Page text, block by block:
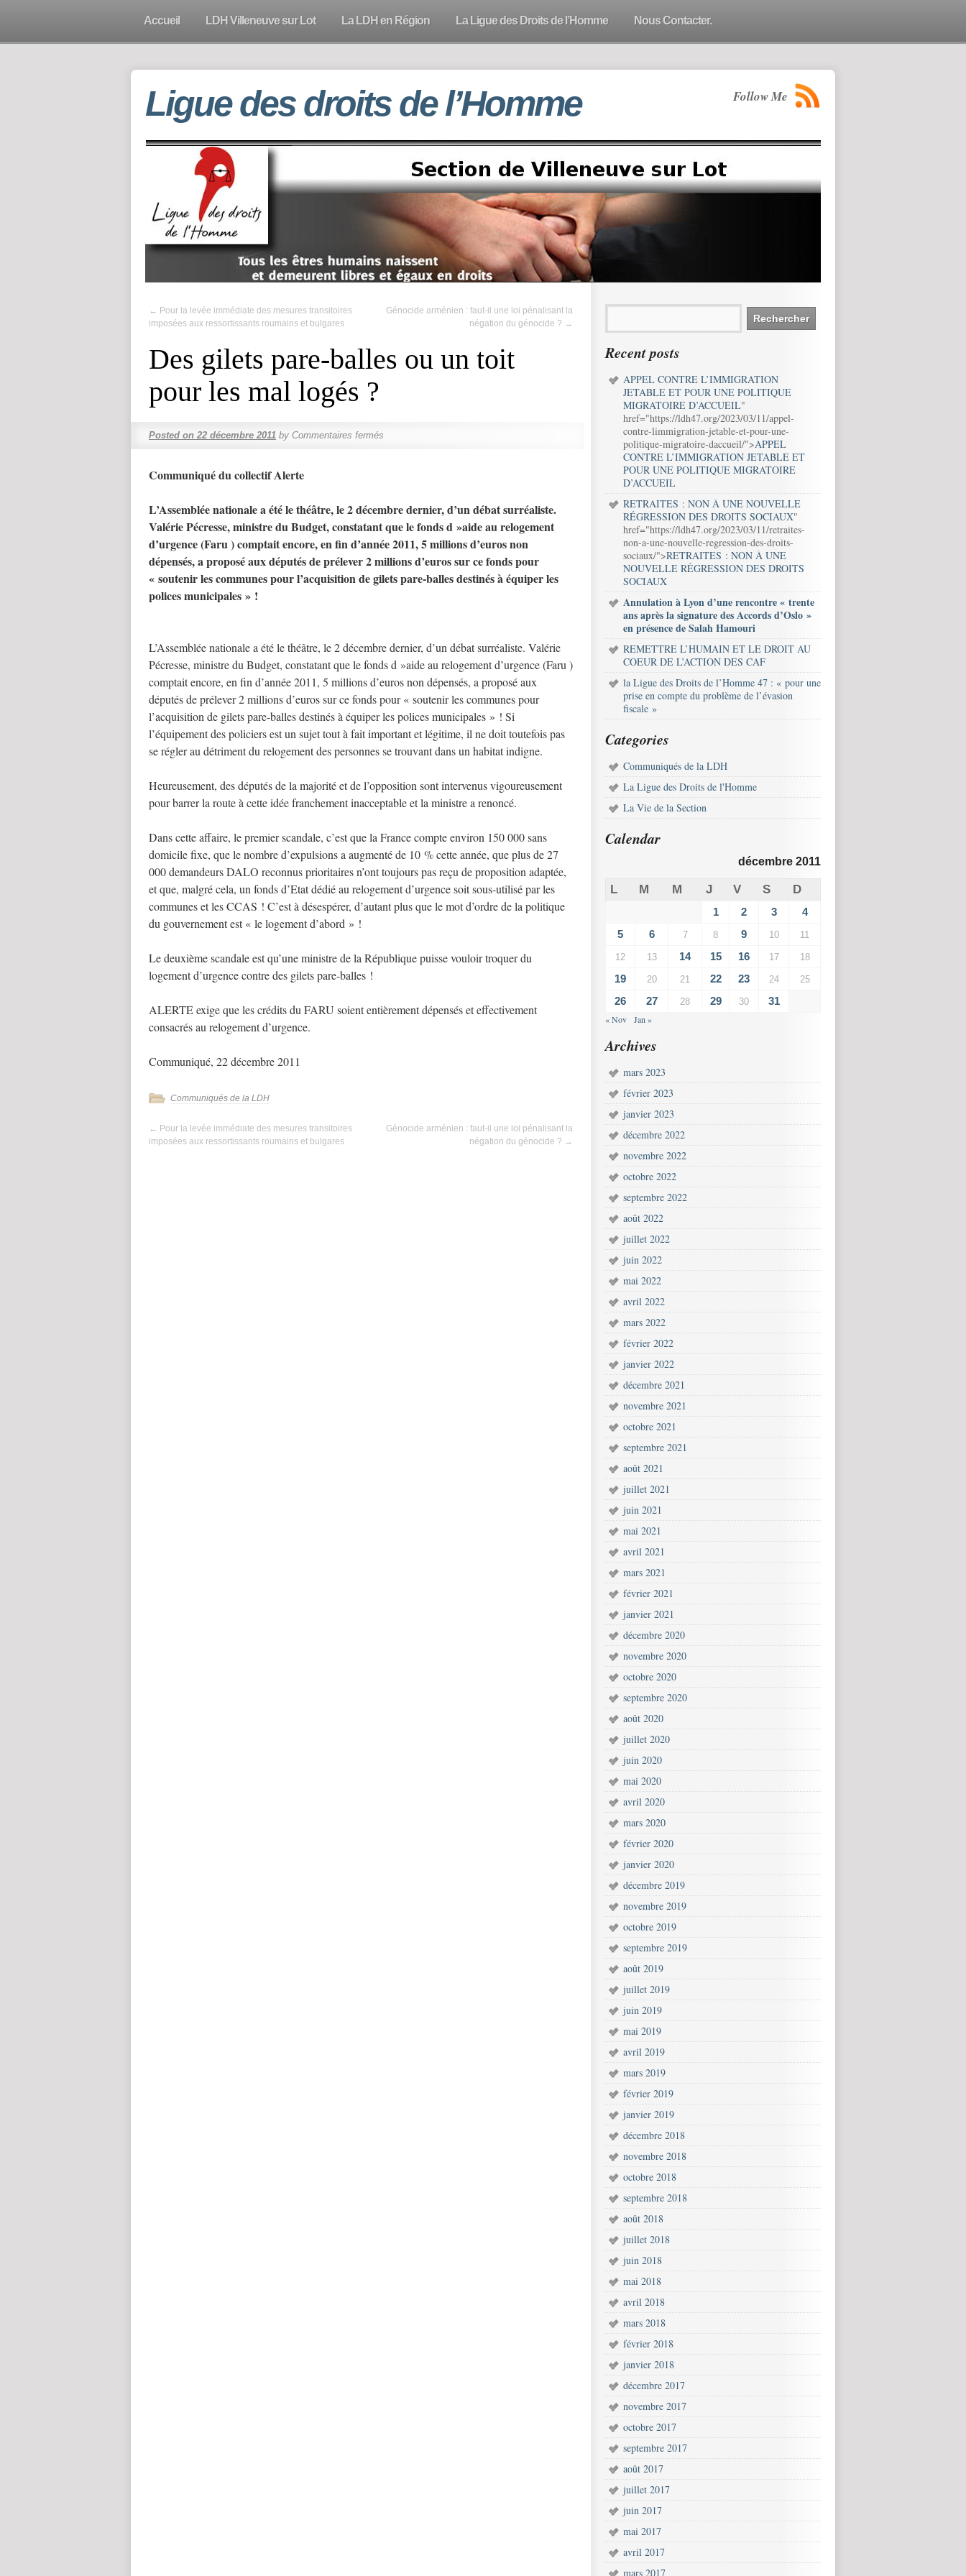
Accueil LDH Villeneuve sur Lot La LDH en Région La Ligue des Droits de l’Homme Nous Contacter.
Ligue des droits de l’Homme Follow Me
← Pour la levée immédiate des mesures transitoires
imposées aux ressortissants roumains et bulgares
Génocide arménien : faut-il une loi pénalisant la
négation du génocide ? →
Des gilets pare-balles ou un toit
pour les mal logés ?
Posted on 22 décembre 2011 by Commentaires fermés
Communiqué du collectif Alerte
L’Assemblée nationale a été le théâtre, le 2 décembre dernier, d’un débat surréaliste.
Valérie Pécresse, ministre du Budget, constatant que le fonds d »aide au relogement
d’urgence (Faru ) comptait encore, en fin d’année 2011, 5 millions d’euros non
dépensés, a proposé aux députés de prélever 2 millions d’euros sur ce fonds pour
« soutenir les communes pour l’acquisition de gilets pare-balles destinés à équiper les
polices municipales » !
L’Assemblée nationale a été le théâtre, le 2 décembre dernier, d’un débat surréaliste. Valérie
Pécresse, ministre du Budget, constatant que le fonds d »aide au relogement d’urgence (Faru )
comptait encore, en fin d’année 2011, 5 millions d’euros non dépensés, a proposé aux
députés de prélever 2 millions d’euros sur ce fonds pour « soutenir les communes pour
l’acquisition de gilets pare-balles destinés à équiper les polices municipales » ! Si
l’équipement des policiers est un sujet tout à fait important et légitime, il ne doit toutefois pas
se régler au détriment du relogement des personnes se trouvant dans un habitat indigne.
Heureusement, des députés de la majorité et de l’opposition sont intervenus vigoureusement
pour barrer la route à cette idée franchement inacceptable et la ministre a renoncé.
Dans cette affaire, le premier scandale, c’est que la France compte environ 150 000 sans
domicile fixe, que le nombre d’expulsions a augmenté de 10 % cette année, que plus de 27
000 demandeurs DALO reconnus prioritaires n’ont toujours pas reçu de proposition adaptée,
et que, malgré cela, un fonds d’Etat dédié au relogement d’urgence soit sous-utilisé par les
communes et les CCAS ! C’est à désespérer, d’autant plus que le mot d’ordre de la politique
du gouvernement est « le logement d’abord » !
Le deuxième scandale est qu’une ministre de la République puisse vouloir troquer du
logement d’urgence contre des gilets pare-balles !
ALERTE exige que les crédits du FARU soient entièrement dépensés et effectivement
consacrés au relogement d’urgence.
Communiqué, 22 décembre 2011
Communiqués de la LDH
← Pour la levée immédiate des mesures transitoires
imposées aux ressortissants roumains et bulgares
Génocide arménien : faut-il une loi pénalisant la
négation du génocide ? →
Recent posts
APPEL CONTRE L’IMMIGRATION
JETABLE ET POUR UNE POLITIQUE
MIGRATOIRE D’ACCUEIL"
href="https://ldh47.org/2023/03/11/appel-
contre-limmigration-jetable-et-pour-une-
politique-migratoire-daccueil/">APPEL
CONTRE L’IMMIGRATION JETABLE ET
POUR UNE POLITIQUE MIGRATOIRE
D’ACCUEIL
RETRAITES : NON À UNE NOUVELLE
RÉGRESSION DES DROITS SOCIAUX"
href="https://ldh47.org/2023/03/11/retraites-
non-a-une-nouvelle-regression-des-droits-
sociaux/">RETRAITES : NON À UNE
NOUVELLE RÉGRESSION DES DROITS
SOCIAUX
Annulation à Lyon d’une rencontre « trente
ans après la signature des Accords d’Oslo »
en présence de Salah Hamouri
REMETTRE L’HUMAIN ET LE DROIT AU
COEUR DE L’ACTION DES CAF
la Ligue des Droits de l’Homme 47 : « pour une
prise en compte du problème de l’évasion
fiscale »
Categories
Communiqués de la LDH
La Ligue des Droits de l'Homme
La Vie de la Section
Calendar
décembre 2011
L M M J V S D
1 2 3
4
5
6 7 8 9 10 11
12 13 14 15 16 17 18
19 20 21 22 23 24 25
26 27 28 29 30 31
« Nov Jan »
Archives
mars 2023
février 2023
janvier 2023
décembre 2022
novembre 2022
octobre 2022
septembre 2022
août 2022
juillet 2022
juin 2022
mai 2022
avril 2022
mars 2022
février 2022
janvier 2022
décembre 2021
novembre 2021
octobre 2021
septembre 2021
août 2021
juillet 2021
juin 2021
mai 2021
avril 2021
mars 2021
février 2021
janvier 2021
décembre 2020
novembre 2020
octobre 2020
septembre 2020
août 2020
juillet 2020
juin 2020
mai 2020
avril 2020
mars 2020
février 2020
janvier 2020
décembre 2019
novembre 2019
octobre 2019
septembre 2019
août 2019
juillet 2019
juin 2019
mai 2019
avril 2019
mars 2019
février 2019
janvier 2019
décembre 2018
novembre 2018
octobre 2018
septembre 2018
août 2018
juillet 2018
juin 2018
mai 2018
avril 2018
mars 2018
février 2018
janvier 2018
décembre 2017
novembre 2017
octobre 2017
septembre 2017
août 2017
juillet 2017
juin 2017
mai 2017
avril 2017
mars 2017